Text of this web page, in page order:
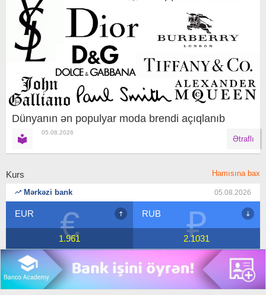
Dünyanın ən populyar moda brendi açıqlanıb
05.08.2026
Ətraflı
Kurs Hamısına bax
Mərkəzi bank 05.08.2026
€
EUR
1.961 ₽
RUB
2.1031